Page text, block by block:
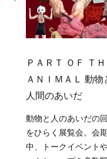
ＰＡＲＴ ＯＦ ＴＨ
ＡＮＩＭＡＬ 動物
人間のあいだ
動物と人のあいだの
をひらく展覧会。会期
中、トークイベント